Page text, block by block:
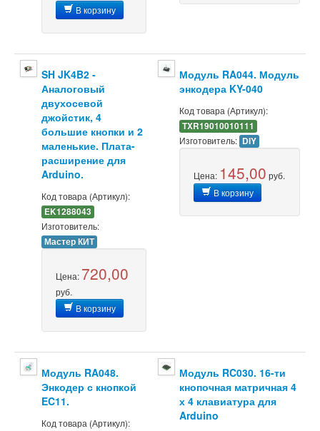
В корзину
SH JK4B2 -
Аналоговый
двухосевой
джойстик, 4
большие кнопки и 2
маленькие. Плата-
расширение для
Arduino.
Код товара (Артикул):
EK1288043
Изготовитель:
Мастер КИТ
Цена: 720,00
руб.
В корзину
Модуль RA044. Модуль
энкодера KY-040
Код товара (Артикул):
TXR19010010111
Изготовитель: DIY
Цена: 145,00 руб.
В корзину
Модуль RA048.
Энкодер с кнопкой
EC11.
Код товара (Артикул):
Модуль RC030. 16-ти
кнопочная матричная 4
х 4 клавиатура для
Arduino